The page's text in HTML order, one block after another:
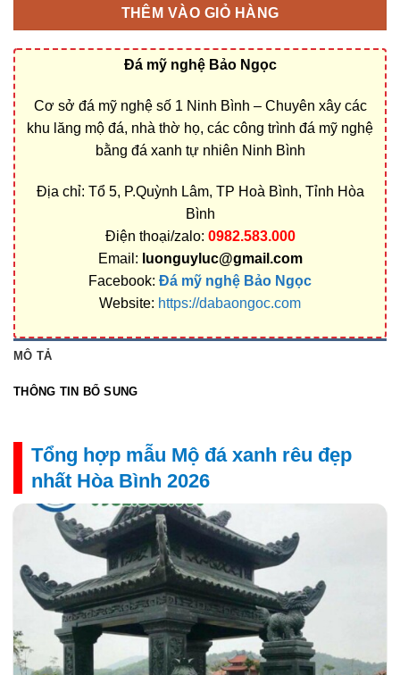
THÊM VÀO GIỎ HÀNG
Đá mỹ nghệ Bảo Ngọc
Cơ sở đá mỹ nghệ số 1 Ninh Bình – Chuyên xây các
khu lăng mộ đá, nhà thờ họ, các công trình đá mỹ nghệ
bằng đá xanh tự nhiên Ninh Bình
Địa chỉ: Tổ 5, P.Quỳnh Lâm, TP Hoà Bình, Tỉnh Hòa
Bình
Điện thoại/zalo: 0982.583.000
Email: luonguyluc@gmail.com
Facebook: Đá mỹ nghệ Bảo Ngọc
Website: https://dabaongoc.com
MÔ TẢ
THÔNG TIN BỔ SUNG
Tổng hợp mẫu Mộ đá xanh rêu đẹp
nhất Hòa Bình 2026